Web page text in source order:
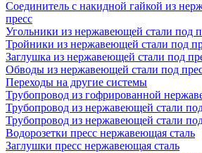
Соединитель с накидной гайкой из
пресс
Угольники из нержавеющей стали под
Тройники из нержавеющей стали под
Заглушка из нержавеющей стали под
Обводы из нержавеющей стали под
Переходы на другие системы
Трубопровод из гофрированной
Трубопровод из нержавеющей стали
Трубопровод из нержавеющей стали
Водорозетки пресс нержавеющая сталь
Заглушки пресс нержавеющая сталь